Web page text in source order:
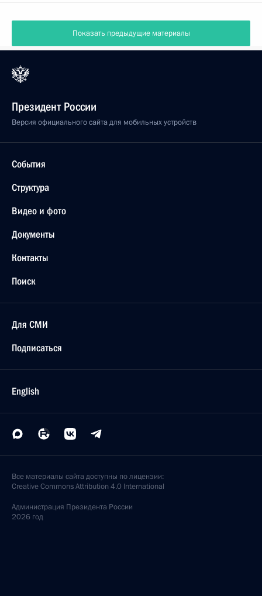
Показать предыдущие материалы
Президент России
Версия официального сайта для мобильных устройств
События
Структура
Видео и фото
Документы
Контакты
Поиск
Для СМИ
Подписаться
English
Все материалы сайта доступны по лицензии:
Creative Commons Attribution 4.0 International
Администрация Президента России
2026 год